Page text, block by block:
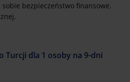
bezpieczeństwo finansowe,
Turcji dla 1 osoby na 9-dni